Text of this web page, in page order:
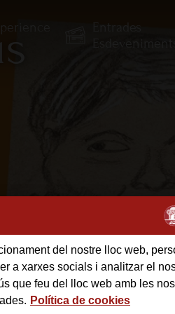
Entrades
del nostre lloc web,
a xarxes socials i analitzar el
que feu del lloc web amb les
Política de cookies